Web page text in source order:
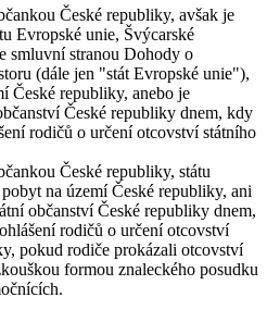
České republiky, avšak je
Evropské unie, Švýcarské
smluvní stranou Dohody o
(dále jen "stát Evropské unie"),
České republiky, anebo je
České republiky dnem, kdy
rodičů o určení otcovství státního
České republiky, státu
na území České republiky, ani
občanství České republiky dnem,
rodičů o určení otcovství
pokud rodiče prokázali otcovství
formou znaleckého posudku